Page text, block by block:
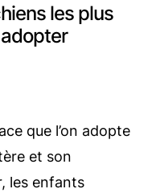
les plus
que l’on adopte
et son
les enfants